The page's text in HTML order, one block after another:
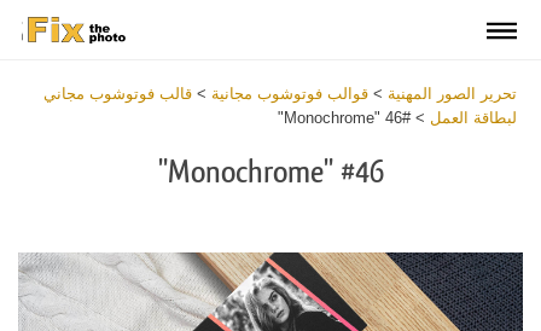
تحرير الصور المهنية > قوالب فوتوشوب مجانية > قالب فوتوشوب مجاني
لبطاقة العمل >
#46 "Monochrome"
#46 "Monochrome"
Download
Free